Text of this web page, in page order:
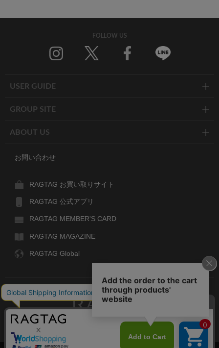
FOLLOW US
USER GUIDE
GROUP SITE
ABOUT US
お問い合わせ
RAGTAG お買い取りサイト
RAGTAG 公式アプリ
RAGTAG MEMBER'S CARD
RAGTAG MAGAZINE
RAGTAG Global
デザイナーズブランドのユーズド・セレクトショップ